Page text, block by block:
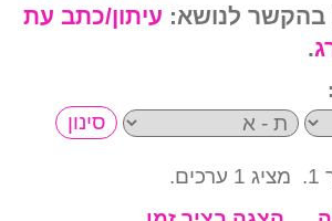
עיתון/כתב עת
.
מציג 1 ערכים.